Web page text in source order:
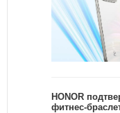
HONOR
фитнес-